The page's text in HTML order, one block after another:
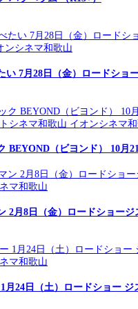
い 7月28日（金）ロードショ
BEYOND（ビヨンド） 10月
2月8日（金）ロードショージ
月24日（土）ロードショー ジ